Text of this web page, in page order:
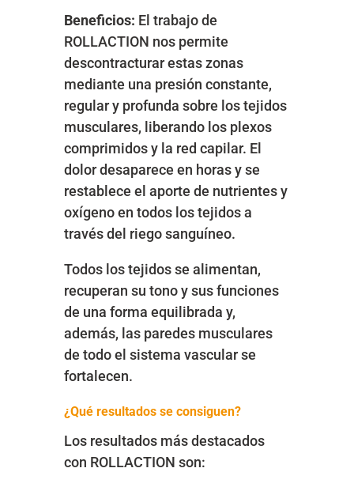
Beneficios: El trabajo de
ROLLACTION nos permite
descontracturar estas zonas
mediante una presión constante,
regular y profunda sobre los tejidos
musculares, liberando los plexos
comprimidos y la red capilar. El
dolor desaparece en horas y se
restablece el aporte de nutrientes y
oxígeno en todos los tejidos a
través del riego sanguíneo.
Todos los tejidos se alimentan,
recuperan su tono y sus funciones
de una forma equilibrada y,
además, las paredes musculares
de todo el sistema vascular se
fortalecen.
¿Qué resultados se consiguen?
Los resultados más destacados
con ROLLACTION son: